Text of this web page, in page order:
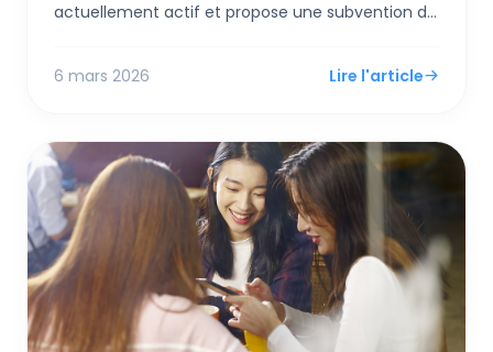
actuellement actif et propose une subvention de
secteurs du commerce de détail et de la
est conçu spécifiquement pour les solutions «
prêtes à l'emploi » : passerelles de paiement
numérique, systèmes de caisse modernes et
outils CRM. Si vous exploitez une boutique ou un
restaurant, c'est une opportunité immédiate de
réduire de moitié vos coûts de modernisation
technologique et d'entrer dans l'ère numérique
pour l'expérience client.
6 mars 2026 Lire l'article